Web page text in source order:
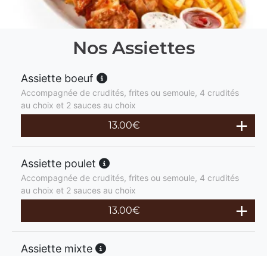
Nos Assiettes
Assiette boeuf
Accompagnée de crudités, frites ou semoule, 4 crudités
au choix et 2 sauces au choix
13.00€
Assiette poulet
Accompagnée de crudités, frites ou semoule, 4 crudités
au choix et 2 sauces au choix
13.00€
Assiette mixte